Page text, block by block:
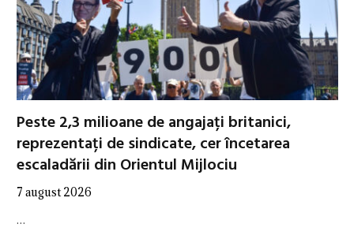
Peste 2,3 milioane de angajați britanici,
reprezentați de sindicate, cer încetarea
escaladării din Orientul Mijlociu
7 august 2026
…